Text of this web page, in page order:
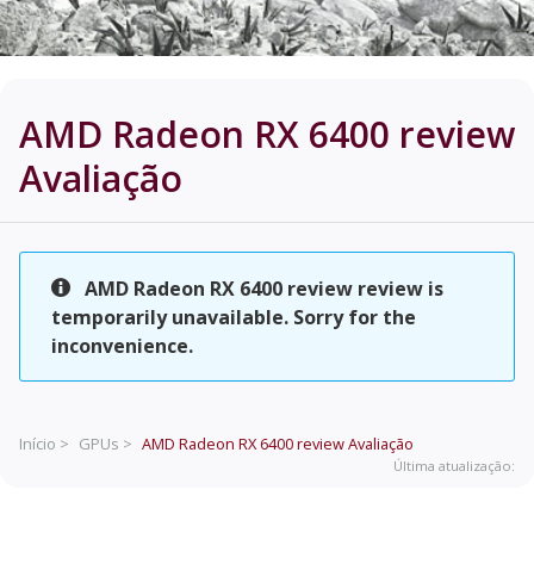
AMD Radeon RX 6400 review
Avaliação
AMD Radeon RX 6400 review review is
temporarily unavailable. Sorry for the
inconvenience.
Início > GPUs > AMD Radeon RX 6400 reviewAvaliação
Última atualização: